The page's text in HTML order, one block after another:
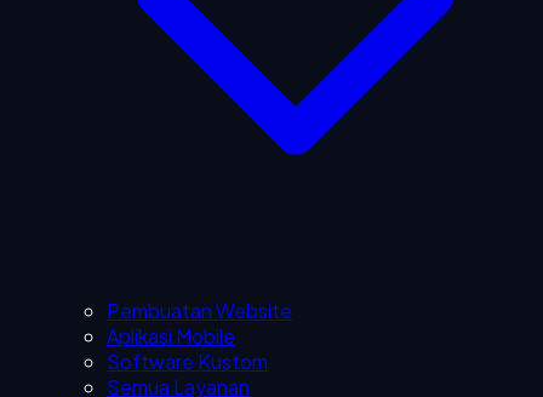
Pembuatan Website
Aplikasi Mobile
Software Kustom
Semua Layanan